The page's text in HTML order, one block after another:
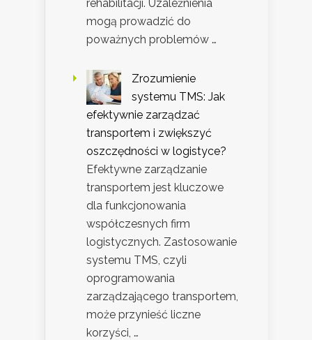
rehabilitacji. Uzależnienia
mogą prowadzić do
poważnych problemów …
Zrozumienie
systemu TMS: Jak
efektywnie zarządzać
transportem i zwiększyć
oszczędności w logistyce?
Efektywne zarządzanie
transportem jest kluczowe
dla funkcjonowania
współczesnych firm
logistycznych. Zastosowanie
systemu TMS, czyli
oprogramowania
zarządzającego transportem,
może przynieść liczne
korzyści, …